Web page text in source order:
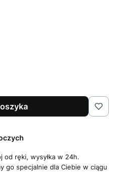
od ręki, wysyłka w 24h.
go specjalnie dla Ciebie w ciągu